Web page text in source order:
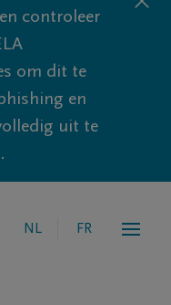
controleer
om dit te
en
uit te
NL FR